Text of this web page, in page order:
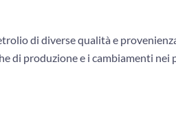
di diverse qualità e
di produzione e i cambiamenti nei